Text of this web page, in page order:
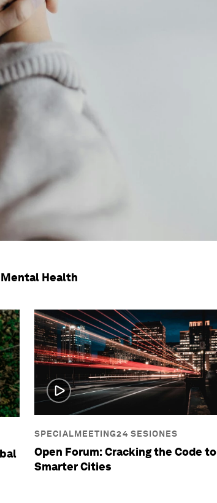
Health
SPECIALMEETING24 SESIONES
Open Forum: Cracking the Code to
Smarter Cities